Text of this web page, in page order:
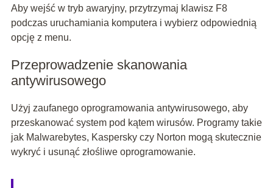
Aby wejść w tryb awaryjny, przytrzymaj klawisz F8
podczas uruchamiania komputera i wybierz odpowiednią
opcję z menu.
Przeprowadzenie skanowania
antywirusowego
Użyj zaufanego oprogramowania antywirusowego, aby
przeskanować system pod kątem wirusów. Programy takie
jak Malwarebytes, Kaspersky czy Norton mogą skutecznie
wykryć i usunąć złośliwe oprogramowanie.